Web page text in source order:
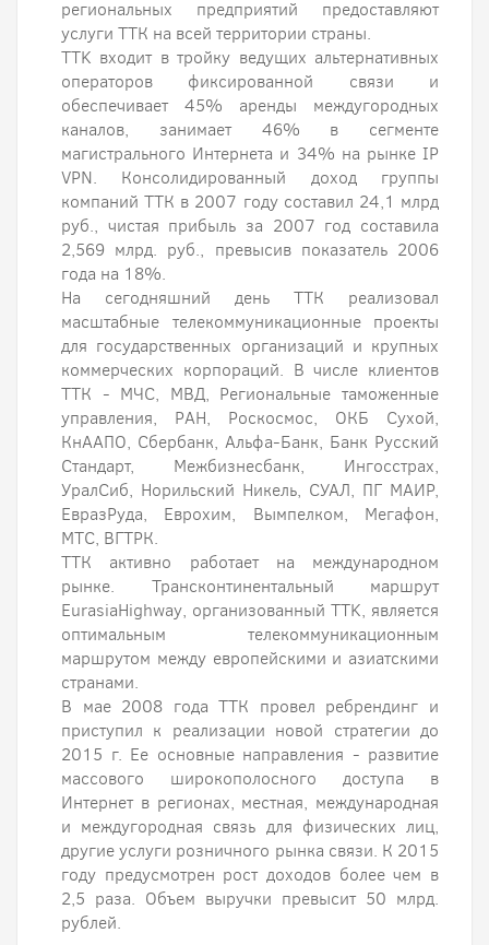
региональных предприятий предоставляют
услуги ТТК на всей территории страны.
TTK входит в тройку ведущих альтернативных
операторов фиксированной связи и
обеспечивает 45% аренды междугородных
каналов, занимает 46% в сегменте
магистрального Интернета и 34% на рынке IP
VPN. Консолидированный доход группы
компаний ТТК в 2007 году составил 24,1 млрд
руб., чистая прибыль за 2007 год составила
2,569 млрд. руб., превысив показатель 2006
года на 18%.
На сегодняшний день ТТК реализовал
масштабные телекоммуникационные проекты
для государственных организаций и крупных
коммерческих корпораций. В числе клиентов
ТТК - МЧС, МВД, Региональные таможенные
управления, РАН, Роскосмос, ОКБ Сухой,
КнААПО, Сбербанк, Альфа-Банк, Банк Русский
Стандарт, Межбизнесбанк, Ингосстрах,
УралСиб, Норильский Никель, СУАЛ, ПГ МАИР,
ЕвразРуда, Еврохим, Вымпелком, Мегафон,
МТС, ВГТРК.
ТТК активно работает на международном
рынке. Трансконтинентальный маршрут
EurasiaHighway, организованный TTK, является
оптимальным телекоммуникационным
маршрутом между европейскими и азиатскими
странами.
В мае 2008 года ТТК провел ребрендинг и
приступил к реализации новой стратегии до
2015 г. Ее основные направления - развитие
массового широкополосного доступа в
Интернет в регионах, местная, международная
и междугородная связь для физических лиц,
другие услуги розничного рынка связи. К 2015
году предусмотрен рост доходов более чем в
2,5 раза. Объем выручки превысит 50 млрд.
рублей.